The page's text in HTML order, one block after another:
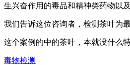
生兴奋作用的毒品和精神类药物以
我们告诉这位咨询者，检测茶叶为
这个案例的中的茶叶，本就没什么
毒物检测